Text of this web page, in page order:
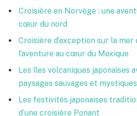
Croisière en Norvège : une
cœur du nord
Croisière d’exception sur la mer
l’aventure au cœur du Mexique
Les îles volcaniques japonaises
paysages sauvages et mystiques
Les festivités japonaises
d’une croisière Ponant